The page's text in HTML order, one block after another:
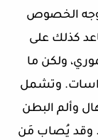
وجه الخصوص
كذلك على
ولكن ما
وتشمل
وألم البطن
وقد يُصاب مَن